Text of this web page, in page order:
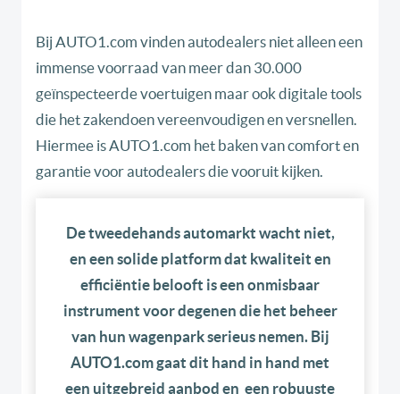
Bij AUTO1.com vinden autodealers niet alleen een
immense voorraad van meer dan 30.000
geïnspecteerde voertuigen maar ook digitale tools
die het zakendoen vereenvoudigen en versnellen.
Hiermee is AUTO1.com het baken van comfort en
garantie voor autodealers die vooruit kijken.
De tweedehands automarkt wacht niet,
en een solide platform dat kwaliteit en
efficiëntie belooft is een onmisbaar
instrument voor degenen die het beheer
van hun wagenpark serieus nemen. Bij
AUTO1.com gaat dit hand in hand met
een uitgebreid aanbod en een robuuste